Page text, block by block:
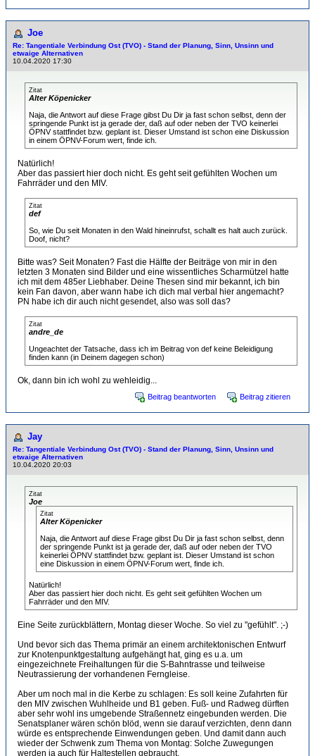
Joe
Re: Tangentiale Verbindung Ost (TVO) - Stand der Planung, Sinn, Unsinn und
etwaige Alternativen
10.04.2020 17:30
Zitat
Alter Köpenicker
Naja, die Antwort auf diese Frage gibst Du Dir ja fast schon selbst, denn der
springende Punkt ist ja gerade der, daß auf oder neben der TVO keinerlei
ÖPNV stattfindet bzw. geplant ist. Dieser Umstand ist schon eine Diskussion
in einem ÖPNV-Forum wert, finde ich.
Natürlich!
Aber das passiert hier doch nicht. Es geht seit gefühlten Wochen um
Fahrräder und den MIV.
Zitat
def
So, wie Du seit Monaten in den Wald hineinrufst, schallt es halt auch zurück.
Doof, nicht?
Bitte was? Seit Monaten? Fast die Hälfte der Beiträge von mir in den
letzten 3 Monaten sind Bilder und eine wissentliches Scharmützel hatte
ich mit dem 485er Liebhaber. Deine Thesen sind mir bekannt, ich bin
kein Fan davon, aber wann habe ich dich mal verbal hier angemacht?
PN habe ich dir auch nicht gesendet, also was soll das?
Zitat
andre_de
Ungeachtet der Tatsache, dass ich im Beitrag von def keine Beleidigung
finden kann (in Deinem dagegen schon)
Ok, dann bin ich wohl zu wehleidig...
Beitrag beantworten Beitrag zitieren
Jay
Re: Tangentiale Verbindung Ost (TVO) - Stand der Planung, Sinn, Unsinn und
etwaige Alternativen
10.04.2020 20:03
Zitat
Joe
Zitat
Alter Köpenicker
Naja, die Antwort auf diese Frage gibst Du Dir ja fast schon selbst, denn
der springende Punkt ist ja gerade der, daß auf oder neben der TVO
keinerlei ÖPNV stattfindet bzw. geplant ist. Dieser Umstand ist schon
eine Diskussion in einem ÖPNV-Forum wert, finde ich.
Natürlich!
Aber das passiert hier doch nicht. Es geht seit gefühlten Wochen um
Fahrräder und den MIV.
Eine Seite zurückblättern, Montag dieser Woche. So viel zu "gefühlt". ;-)
Und bevor sich das Thema primär an einem architektonischen Entwurf
zur Knotenpunktgestaltung aufgehängt hat, ging es u.a. um
eingezeichnete Freihaltungen für die S-Bahntrasse und teilweise
Neutrassierung der vorhandenen Ferngleise.
Aber um noch mal in die Kerbe zu schlagen: Es soll keine Zufahrten für
den MIV zwischen Wuhlheide und B1 geben. Fuß- und Radweg dürften
aber sehr wohl ins umgebende Straßennetz eingebunden werden. Die
Senatsplaner wären schön blöd, wenn sie darauf verzichten, denn dann
würde es entsprechende Einwendungen geben. Und damit dann auch
wieder der Schwenk zum Thema von Montag: Solche Zuwegungen
werden ja auch für Haltestellen gebraucht.